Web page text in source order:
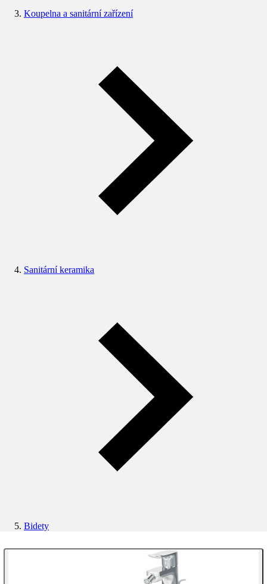
Koupelna a sanitární zařízení
Sanitární keramika
Bidety